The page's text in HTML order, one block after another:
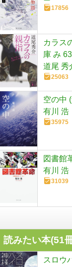
17856
カラス
庫 み
道尾 秀
25063
空の中
有川 浩
35975
図書館
有川 浩
31039
読みたい本(51
スロウ